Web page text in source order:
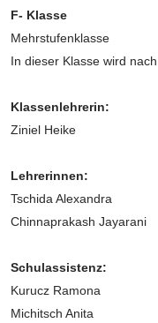
F- Klasse
Mehrstufenklasse
In dieser Klasse wird
Klassenlehrerin:
Ziniel Heike
Lehrerinnen:
Tschida Alexandra
Chinnaprakash Jayarani
Schulassistenz:
Kurucz Ramona
Michitsch Anita